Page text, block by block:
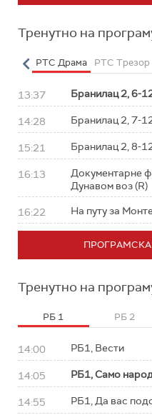
Тренутно на
РТС Драма РТС Трезор
13:37 Бранилац 2, 6-
14:28 Бранилац 2, 7-
15:21 Бранилац 2, 8-
16:13
Документарне
Дунавом воз (R)
16:22 На путу за
Тренутно на
РБ 1 РБ 2
14:00 РБ1, Вести
14:05 РБ1, Само
14:55 РБ1, Да вас